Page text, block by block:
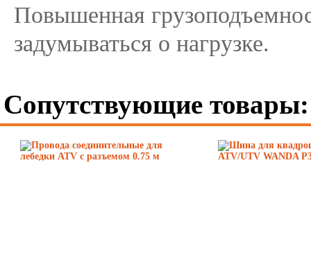
Повышенная
задумываться о нагрузке.
Сопутствующие товары: